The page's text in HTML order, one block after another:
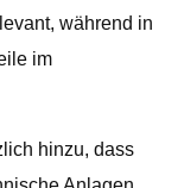
während in
im
hinzu, dass